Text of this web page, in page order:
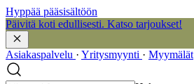
Hyppää pääsisältöön
Päivitä koti edullisesti. Katso tarjoukset!
Asiakaspalvelu · Yritysmyynti · Myymälät